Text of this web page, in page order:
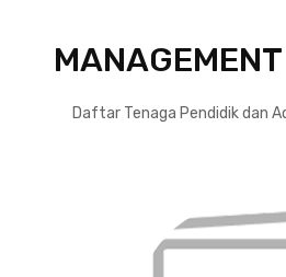
Daftar Tenaga Pendidik dan